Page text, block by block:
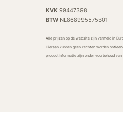
KVK 99447398
BTWNL868995575B01
Alle prijzen op de website zijn vermeld in
Hieraan kunnen geen rechten worden
productinformatie zijn onder voorbehoud